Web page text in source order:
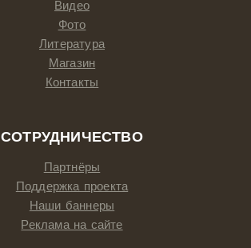
Видео
Фото
Литература
Магазин
Контакты
СОТРУДНИЧЕСТВО
Партнёры
Поддержка проекта
Наши баннеры
Реклама на сайте